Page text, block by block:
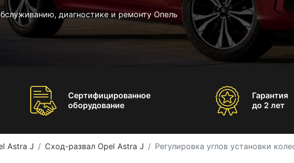
диагностике и ремонту Опель
Сертифицированное
оборудование
Гарантия
до 2 лет
Astra J Сход-развал Opel Astra J Регулировка углов установки